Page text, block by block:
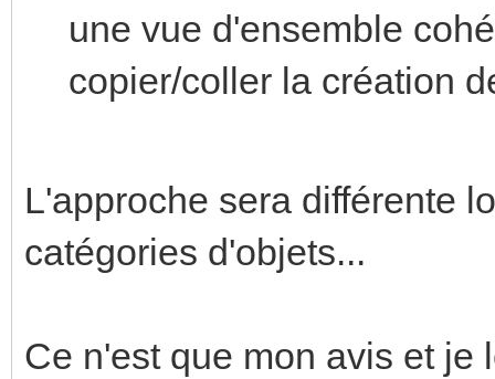
une vue d'ensemble
copier/coller la création
L'approche sera différente
catégories d'objets...
Ce n'est que mon avis et